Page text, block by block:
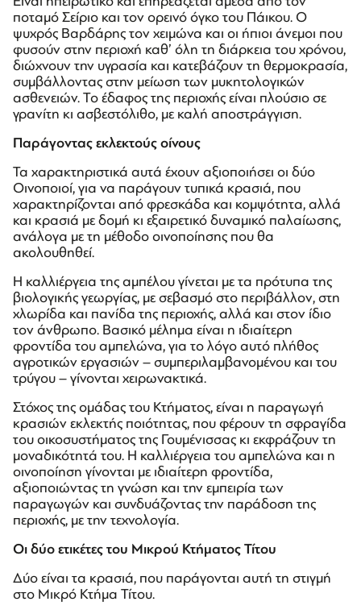
ποταμό Σείριο και τον ορεινό όγκο του Πάικου. Ο
ψυχρός Βαρδάρης τον χειμώνα και οι ήπιοι άνεμοι που
φυσούν στην περιοχή καθ’ όλη τη διάρκεια του χρόνου,
διώχνουν την υγρασία και κατεβάζουν τη θερμοκρασία,
συμβάλλοντας στην μείωση των μυκητολογικών
ασθενειών. Το έδαφος της περιοχής είναι πλούσιο σε
γρανίτη κι ασβεστόλιθο, με καλή αποστράγγιση.
Παράγοντας εκλεκτούς οίνους
Τα χαρακτηριστικά αυτά έχουν αξιοποιήσει οι δύο
Οινοποιοί, για να παράγουν τυπικά κρασιά, που
χαρακτηρίζονται από φρεσκάδα και κομψότητα, αλλά
και κρασιά με δομή κι εξαιρετικό δυναμικό παλαίωσης,
ανάλογα με τη μέθοδο οινοποίησης που θα
ακολουθηθεί.
Η καλλιέργεια της αμπέλου γίνεται με τα πρότυπα της
βιολογικής γεωργίας, με σεβασμό στο περιβάλλον, στη
χλωρίδα και πανίδα της περιοχής, αλλά και στον ίδιο
τον άνθρωπο. Βασικό μέλημα είναι η ιδιαίτερη
φροντίδα του αμπελώνα, για το λόγο αυτό πλήθος
αγροτικών εργασιών – συμπεριλαμβανομένου και του
τρύγου – γίνονται χειρωνακτικά.
Στόχος της ομάδας του Κτήματος, είναι η παραγωγή
κρασιών εκλεκτής ποιότητας, που φέρουν τη σφραγίδα
του οικοσυστήματος της Γουμένισσας κι εκφράζουν τη
μοναδικότητά του. Η καλλιέργεια του αμπελώνα και η
οινοποίηση γίνονται με ιδιαίτερη φροντίδα,
αξιοποιώντας τη γνώση και την εμπειρία των
παραγωγών και συνδυάζοντας την παράδοση της
περιοχής, με την τεχνολογία.
Οι δύο ετικέτες του Μικρού Κτήματος Τίτου
Δύο είναι τα κρασιά, που παράγονται αυτή τη στιγμή
στο Μικρό Κτήμα Τίτου.